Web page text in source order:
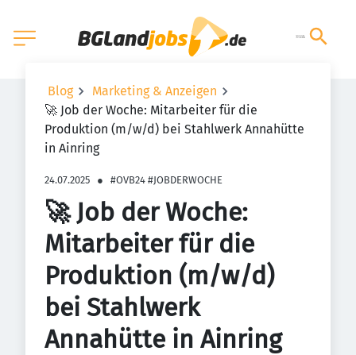
Blog
Marketing & Anzeigen
🚀 Job der Woche: Mitarbeiter für die
Produktion (m/w/d) bei Stahlwerk Annahütte
in Ainring
24.07.2025 ● #OVB24 #JOBDERWOCHE
🚀 Job der Woche:
Mitarbeiter für die
Produktion (m/w/d)
bei Stahlwerk
Annahütte in Ainring